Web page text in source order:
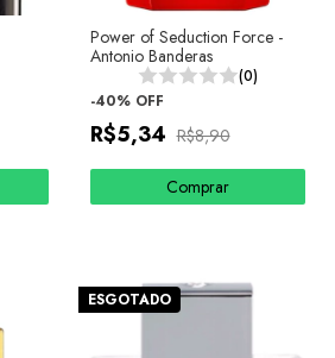
Power of Seduction Force -
Antonio Banderas
(0)
-40% OFF
R$5,34 R$8,90
Comprar
ESGOTADO